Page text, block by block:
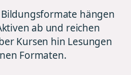
hängen
ab und reichen
Kursen hin Lesungen
Formaten.